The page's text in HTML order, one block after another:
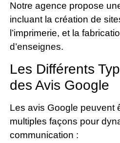
Notre agence propose
incluant la création de
l’imprimerie, et la
d’enseignes.
Les Différents
des Avis Google
Les avis Google peuvent
multiples façons pour
communication :